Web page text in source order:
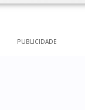
PUBLICIDADE